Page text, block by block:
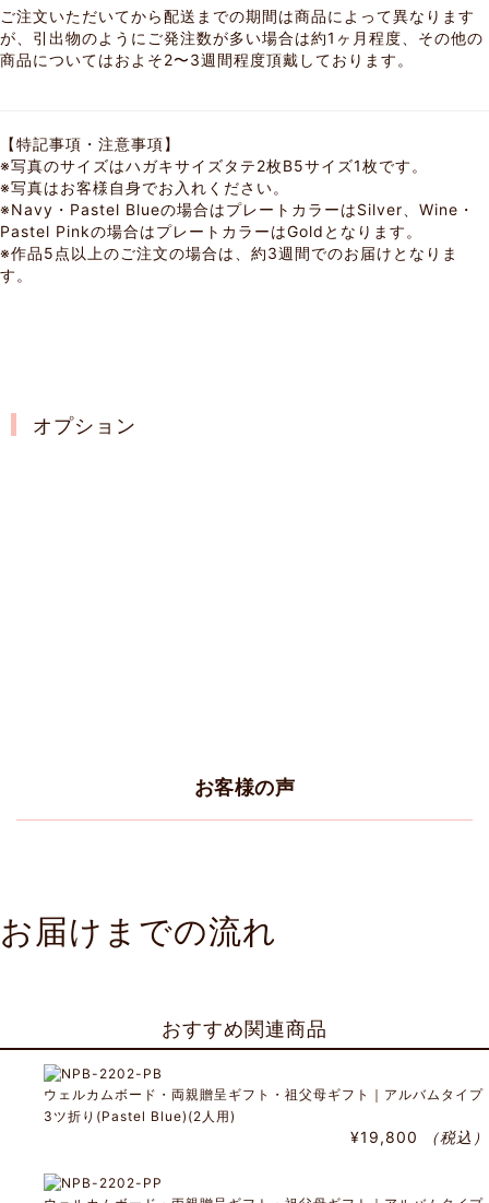
ご注文いただいてから配送までの期間は商品によって異なります
が、引出物のようにご発注数が多い場合は約1ヶ月程度、その他の
商品についてはおよそ2〜3週間程度頂戴しております。
【特記事項・注意事項】
※写真のサイズはハガキサイズタテ2枚B5サイズ1枚です。
※写真はお客様自身でお入れください。
※Navy・Pastel Blueの場合はプレートカラーはSilver、Wine・
Pastel Pinkの場合はプレートカラーはGoldとなります。
※作品5点以上のご注文の場合は、約3週間でのお届けとなりま
す。
オプション
お客様の声
お届けまでの流れ
おすすめ関連商品
ウェルカムボード・両親贈呈ギフト・祖父母ギフト｜アルバムタイプ
3ツ折り(Pastel Blue)(2人用)
¥19,800 （税込）